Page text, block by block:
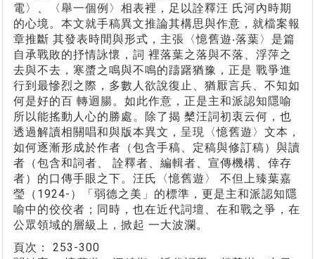
電〉、〈舉一個例〉相表裡，足以詮釋汪 氏河內時期
的心境。本文就手稿異文推論其構思與作意，就檔案報
章推斷 其發表時間與形式，主張〈憶舊遊‧落葉〉是篇
自承戰敗的抒情詠懷，詞 裡落葉之落與不落、浮萍之
去與不去，寒螿之鳴與不鳴的躊躇猶豫，正是 戰爭進
行到最慘烈之際，多數人欲說復止、猶厭言兵、不知如
何是好的百 轉迴腸。如此作意，正是主和派認知隱喻
所以能搖動人心的勝處。除了揭 櫫汪詞初衷云何，也
透過解讀相關唱和與版本異文，呈現〈憶舊遊〉文本，
如何逐漸形成於作者（包含手稿、定稿與修訂稿）與讀
者（包含和詞者、 詮釋者、編輯者、宣傳機構、倖存
者）的口傳手眼之下。汪氏〈憶舊遊〉 不但上臻葉嘉
瑩（1924-）「弱德之美」的標準，更是主和派認知隱
喻中的佼佼者；同時，也在近代詞壇、在和戰之爭，在
公眾領域的層級上，掀起 一大波瀾。
頁次： 253-300